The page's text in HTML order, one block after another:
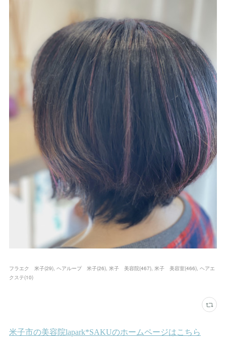
フラエク 米子(29) ヘアループ 米子(26) 米子 美容院(467) 米子 美容室(466) ヘアエ
クステ(10)